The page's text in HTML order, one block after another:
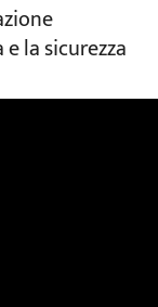
la sicurezza